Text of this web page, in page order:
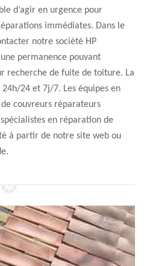
d’agir en urgence pour
immédiates. Dans le
notre société HP
permanence pouvant
recherche de fuite de toiture. La
24 et 7j/7. Les équipes en
couvreurs réparateurs
en réparation de
à partir de notre site web ou